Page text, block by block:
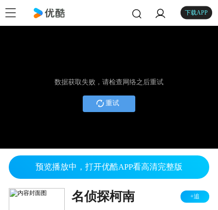
下载APP
数据获取失败，请检查网络之后重试
重试
预览播放中，打开优酷APP看高清完整版
名侦探柯南 +追